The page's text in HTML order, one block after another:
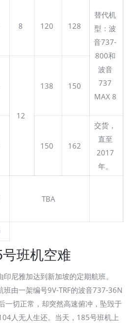
8 120 128
替代机
型：波
音737-
800和
波音
737
MAX 8
12
138 150
150 162
交货，
直至
2017
年。
TBA
班机空难
尼雅加达到新加坡的定期航班。
由一架编号9V-TRF的波音737-36N
一切正常，却突然高速俯冲，坠毁于
人无人生还。当天，185号班机上